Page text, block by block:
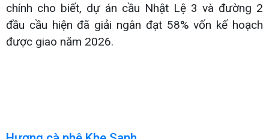
chính cho biết, dự án cầu Nhật Lệ 3 và đường 2
đầu cầu hiện đã giải ngân đạt 58% vốn kế hoạch
được giao năm 2026.